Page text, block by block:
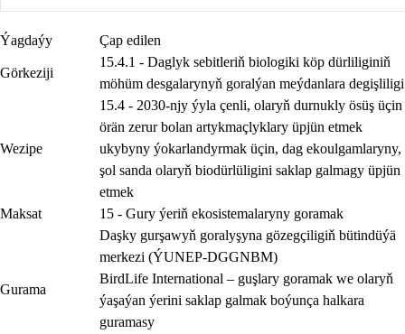
Ýagdaýy Çap edilen
Görkeziji
15.4.1 - Daglyk sebitleriň biologiki köp dürliliginiň
möhüm desgalarynyň goralýan meýdanlara degişliligi
Wezipe
15.4 - 2030-njy ýyla çenli, olaryň durnukly ösüş üçin
örän zerur bolan artykmaçlyklary üpjün etmek
ukybyny ýokarlandyrmak üçin, dag ekoulgamlaryny,
şol sanda olaryň biodürlüligini saklap galmagy üpjün
etmek
Maksat
15 - Gury ýeriň ekosistemalaryny goramak
Gurama
Daşky gurşawyň goralyşyna gözegçiligiň bütindüýä
merkezi (ÝUNEP-DGGNBM)
BirdLife International – guşlary goramak we olaryň
ýaşaýan ýerini saklap galmak boýunça halkara
guramasy